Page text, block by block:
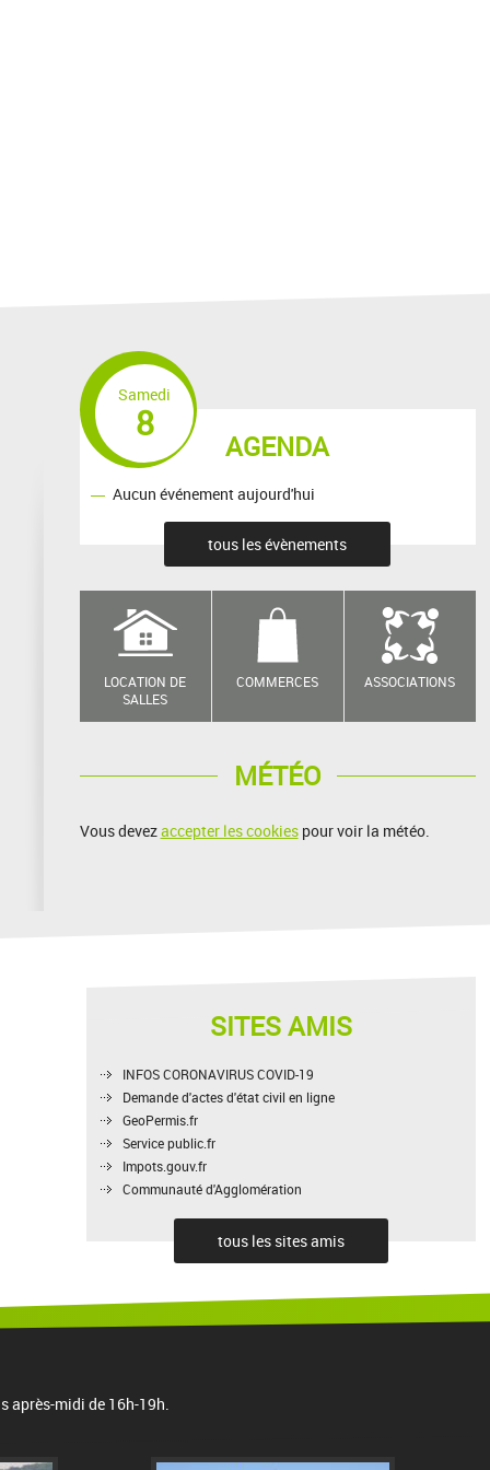
AGENDA
Samedi
8
Aucun événement aujourd'hui
tous les évènements
LOCATION DE
SALLES
COMMERCES ASSOCIATIONS
MÉTÉO
Vous devezaccepter les cookiespour voir la météo.
SITES AMIS
INFOS CORONAVIRUS COVID-19
Demande d'actes d'état civil en ligne
GeoPermis.fr
Service public.fr
Impots.gouv.fr
Communauté d'Agglomération
tous les sites amis
après-midi de 16h-19h.